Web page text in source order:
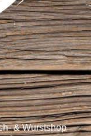
& Wurstshop